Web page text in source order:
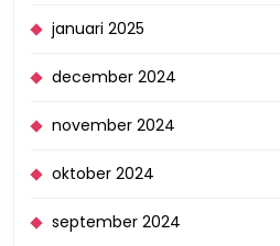
januari 2025
december 2024
november 2024
oktober 2024
september 2024